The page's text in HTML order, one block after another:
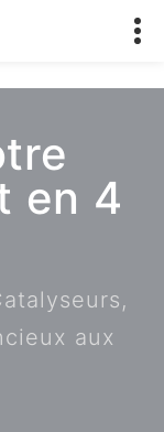
en 4
aux